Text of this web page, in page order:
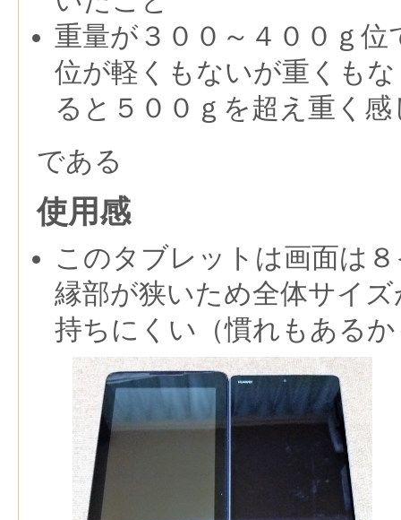
重量が３００～４００ｇ
位が軽くもないが重くも
ると５００ｇを超え重く感
である
使用感
このタブレットは画面は
縁部が狭いため全体サイ
持ちにくい（慣れもある